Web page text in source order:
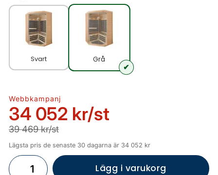
Svart Grå
Webbkampanj
34 052 kr/st
39 469 kr/st
Lägsta pris de senaste 30 dagarna är 34 052 kr
Lägg i varukorg